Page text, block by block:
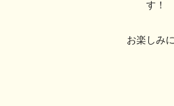
す！
お楽しみに